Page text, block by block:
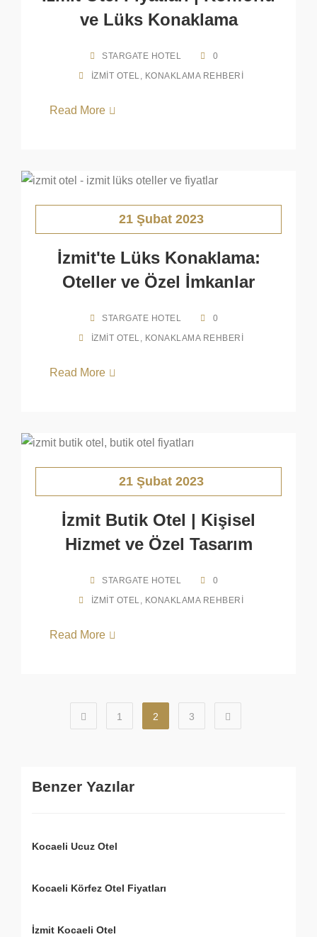
ve Lüks Konaklama
STARGATE HOTEL
0
İZMIT OTEL
KONAKLAMA REHBERI
Read More
21 Şubat 2023
İzmit'te Lüks Konaklama:
Oteller ve Özel İmkanlar
STARGATE HOTEL
0
İZMIT OTEL
KONAKLAMA REHBERI
Read More
21 Şubat 2023
İzmit Butik Otel | Kişisel
Hizmet ve Özel Tasarım
STARGATE HOTEL
0
İZMIT OTEL
KONAKLAMA REHBERI
Read More
1 2 3
Benzer Yazılar
Kocaeli Ucuz Otel
Kocaeli Körfez Otel Fiyatları
İzmit Kocaeli Otel